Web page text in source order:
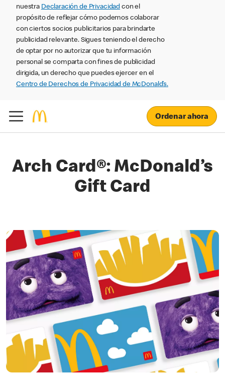
nuestra Declaración de Privacidad con el
propósito de reflejar cómo podemos colaborar
con ciertos socios publicitarios para brindarte
publicidad relevante. Sigues teniendo el derecho
de optar por no autorizar que tu información
personal se comparta con fines de publicidad
dirigida, un derecho que puedes ejercer en el
Centro de Derechos de Privacidad de McDonald’s.
Ordenar ahora
Arch Card®: McDonald’s
Gift Card